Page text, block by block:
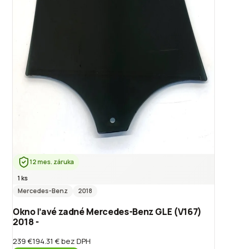
12 mes. záruka
1 ks
Mercedes-Benz
2018
Okno ľavé zadné Mercedes-Benz GLE (V167)
2018 -
239 €194.31 €bez DPH